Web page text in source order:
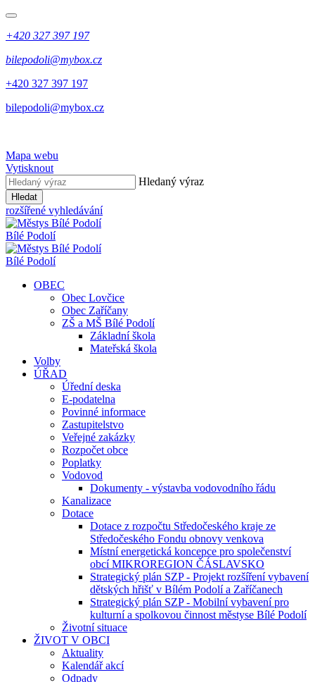
+420 327 397 197
bilepodoli@mybox.cz
+420 327 397 197
bilepodoli@mybox.cz
Mapa webu
Vytisknout
Hledaný výraz
Hledat
rozšířené vyhledávání
Bílé Podolí
Bílé Podolí
OBEC
Obec Lovčice
Obec Zaříčany
ZŠ a MŠ Bílé Podolí
Základní škola
Mateřská škola
Volby
ÚŘAD
Úřední deska
E-podatelna
Povinné informace
Zastupitelstvo
Veřejné zakázky
Rozpočet obce
Poplatky
Vodovod
Dokumenty - výstavba vodovodního řádu
Kanalizace
Dotace
Dotace z rozpočtu Středočeského kraje ze
Středočeského Fondu obnovy venkova
Místní energetická koncepce pro společenství
obcí MIKROREGION ČÁSLAVSKO
Strategický plán SZP - Projekt rozšíření vybavení
dětských hřišť v Bílém Podolí a Zaříčanech
Strategický plán SZP - Mobilní vybavení pro
kulturní a spolkovou činnost městyse Bílé Podolí
Životní situace
ŽIVOT V OBCI
Aktuality
Kalendář akcí
Odpady